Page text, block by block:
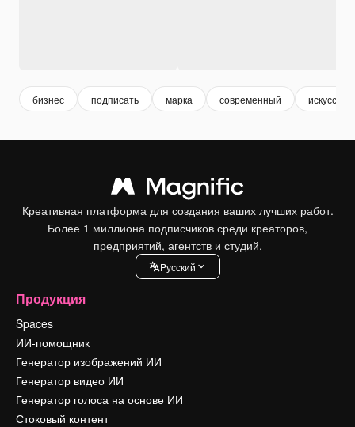
бизнес подписать марка современный искусство
Креативная платформа для создания ваших лучших работ.
Более 1 миллиона подписчиков среди креаторов,
предприятий, агентств и студий.
Pусский
Продукция
Spaces
ИИ-помощник
Генератор изображений ИИ
Генератор видео ИИ
Генератор голоса на основе ИИ
Стоковый контент